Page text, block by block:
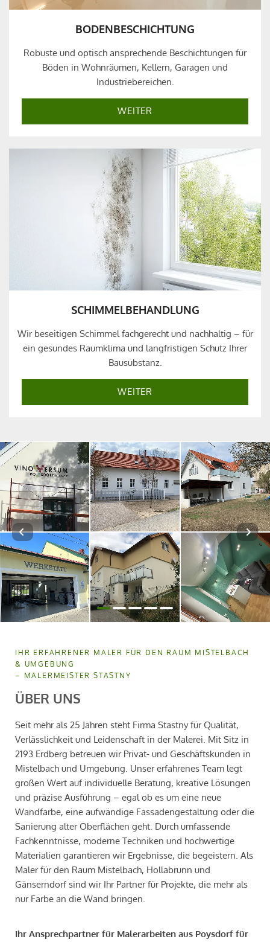
BODENBESCHICHTUNG
Robuste und optisch ansprechende Beschichtungen für
Böden in Wohnräumen, Kellern, Garagen und
Industriebereichen.
WEITER
SCHIMMELBEHANDLUNG
Wir beseitigen Schimmel fachgerecht und nachhaltig – für
ein gesundes Raumklima und langfristigen Schutz Ihrer
Bausubstanz.
WEITER
IHR ERFAHRENER MALER FÜR DEN RAUM MISTELBACH
& UMGEBUNG
– MALERMEISTER STASTNY
ÜBER UNS
Seit mehr als 25 Jahren steht Firma Stastny für Qualität,
Verlässlichkeit und Leidenschaft in der Malerei. Mit Sitz in
2193 Erdberg betreuen wir Privat- und Geschäftskunden in
Mistelbach und Umgebung. Unser erfahrenes Team legt
großen Wert auf individuelle Beratung, kreative Lösungen
und präzise Ausführung – egal ob es um eine neue
Wandfarbe, eine aufwändige Fassadengestaltung oder die
Sanierung alter Oberflächen geht. Durch umfassende
Fachkenntnisse, moderne Techniken und hochwertige
Materialien garantieren wir Ergebnisse, die begeistern. Als
Maler für den Raum Mistelbach, Hollabrunn und
Gänserndorf sind wir Ihr Partner für Projekte, die mehr als
nur Farbe an die Wand bringen.
Ihr Ansprechpartner für Malerarbeiten aus Poysdorf für